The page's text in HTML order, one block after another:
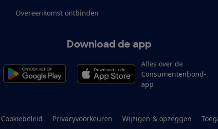
Overeenkomst ontbinden
Download de app
Alles over de
Consumentenbond-
app
Cookiebeleid Privacyvoorkeuren Wijzigen & opzeggen